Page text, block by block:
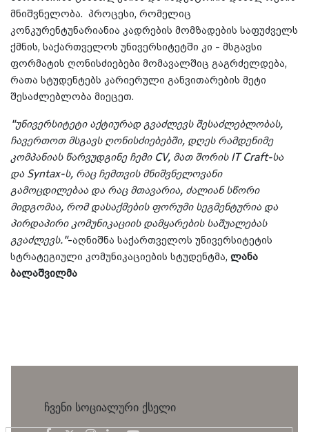
მნიშვნელობა. პროცესი, რომელიც
კონკურენტუნარიანია კადრების მომზადების საფუძველს
ქმნის, საქართველოს უნივერსიტეტში კი - მსგავსი
ფორმატის ღონისძიებები მომავალშიც გაგრძელდება,
რათა სტუდენტებს კარიერული განვითარების მეტი
შესაძლებლობა მიეცეთ.
"უნივერსიტეტი აქტიურად გვაძლევს შესაძლებლობას,
ჩავერთოთ მსგავს ღონისძიებებში, დღეს რამდენიმე
კომპანიას წარვუდგინე ჩემი CV, მათ შორის IT Craft-სა
და Syntax-ს, რაც ჩემთვის მნიშვნელოვანი
გამოცდილებაა და რაც მთავარია, ძალიან სწორი
მიდგომაა, რომ დასაქმების ფორუმი სეგმენტურია და
პირდაპირი კომუნიკაციის დამყარების საშუალებას
გვაძლევს."-აღნიშნა საქართველოს უნივერსიტეტის
სტრატეგიული კომუნიკაციების სტუდენტმა, ლანა
ბალაშვილმა
ჩვენი სოციალური ქსელი